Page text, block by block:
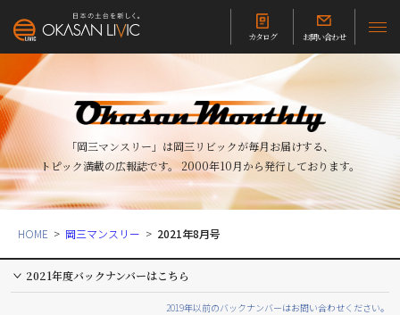
カタログ お問い合わせ
「岡三マンスリー」は岡三リビックが毎月お届けする、
トピック満載の広報誌です。2000年10月から発行しております。
HOME 岡三マンスリー 2021年8月号
2021年度バックナンバーはこちら
2019年以前のバックナンバーはお問い合わせください。